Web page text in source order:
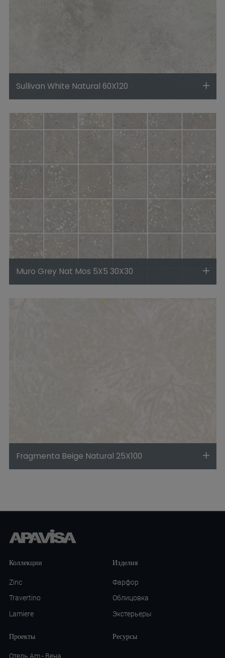
Sullivan White Natural 60X120
Muro Grey Nat Mos 5X5 30X30
Fragmenta Beige Natural 25X100
Коллекции
Zinc
Travertino
Lamiere
Изделия
Фарфор
Облицовка
Экстерьеры
Проекты
Отель Am - Вена
Ресурсы